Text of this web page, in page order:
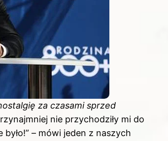
za czasami sprzed
nie przychodziły mi do
– mówi jeden z naszych